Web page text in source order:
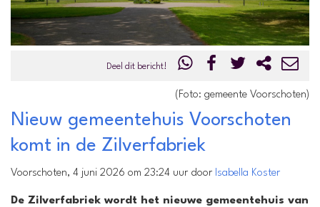
Deel dit bericht!
(Foto: gemeente Voorschoten)
Nieuw gemeentehuis Voorschoten
komt in de Zilverfabriek
Voorschoten, 4 juni 2026 om 23:24 uur door Isabella Koster
De Zilverfabriek wordt het nieuwe gemeentehuis van